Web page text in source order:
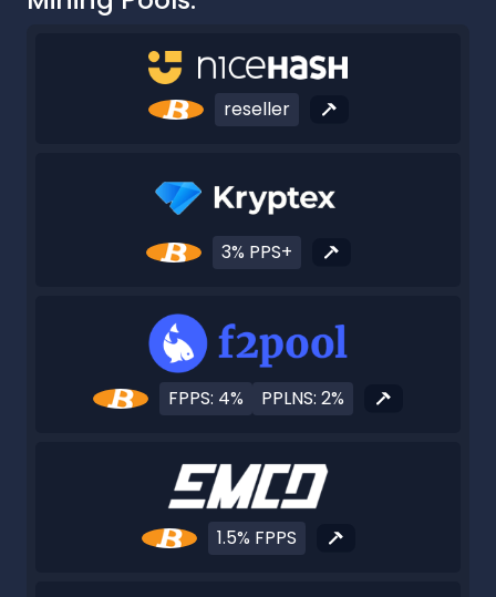
reseller
3% PPS+
FPPS: 4% PPLNS: 2%
1.5% FPPS